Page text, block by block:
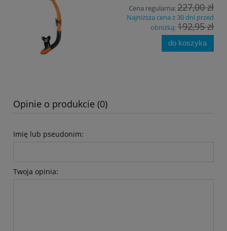
Cena regularna:227,00 zł
Najniższa cena z 30 dni przed
obniżką:192,95 zł
do koszyka
Opinie o produkcie (0)
Imię lub pseudonim:
Twoja opinia: